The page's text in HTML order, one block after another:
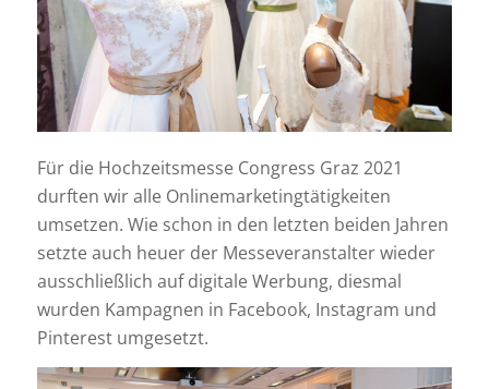
Für die Hochzeitsmesse Congress Graz 2021
durften wir alle Onlinemarketingtätigkeiten
umsetzen. Wie schon in den letzten beiden Jahren
setzte auch heuer der Messeveranstalter wieder
ausschließlich auf digitale Werbung, diesmal
wurden Kampagnen in Facebook, Instagram und
Pinterest umgesetzt.